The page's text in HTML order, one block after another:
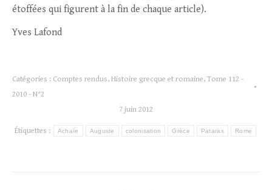
étoffées qui figurent à la fin de chaque article).
Yves Lafond
Catégories : Comptes rendus, Histoire grecque et romaine, Tome 112 -
2010 - N°2
7 juin 2012
Étiquettes : Achaïe Auguste colonisation Grèce Pataras Rome